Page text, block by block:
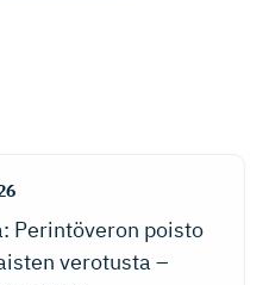
Perintöveron poisto
verotusta –